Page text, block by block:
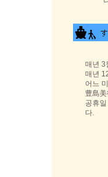
매년 3
매년
어느
豊島
공휴
다.